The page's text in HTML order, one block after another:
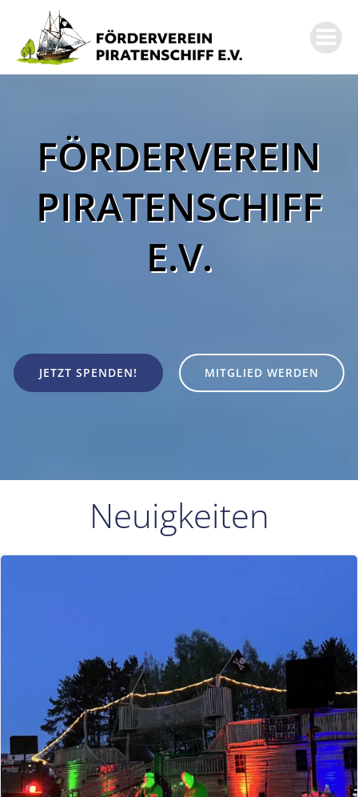
springen
FÖRDERVEREIN
PIRATENSCHIFF
E.V.
JETZT SPENDEN! MITGLIED WERDEN
Neuigkeiten